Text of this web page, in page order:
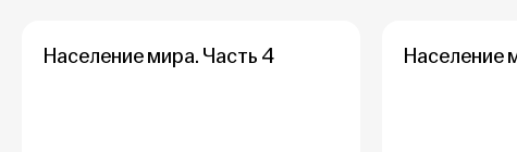
Население мира. Часть 4 Население